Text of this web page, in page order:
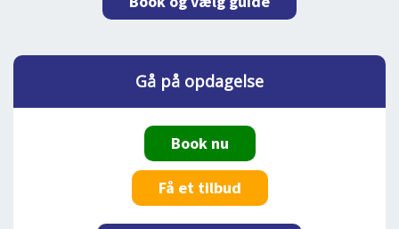
Gå på opdagelse
Book nu
Få et tilbud